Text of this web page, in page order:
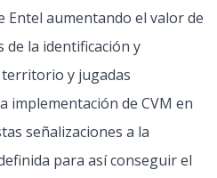
Entel aumentando el valor de
de la identificación y
territorio y jugadas
implementación de CVM en
señalizaciones a la
para así conseguir el